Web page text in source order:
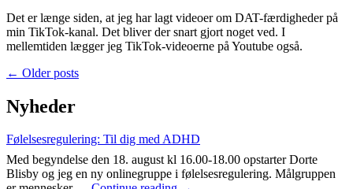
Det er længe siden, at jeg har lagt videoer om DAT-færdigheder på
min TikTok-kanal. Det bliver der snart gjort noget ved. I
mellemtiden lægger jeg TikTok-videoerne på Youtube også.
Posts
navigation
← Older posts
Nyheder
Følelsesregulering: Til dig med ADHD
Med begyndelse den 18. august kl 16.00-18.00 opstarter Dorte
Blisby og jeg en ny onlinegruppe i følelsesregulering. Målgruppen